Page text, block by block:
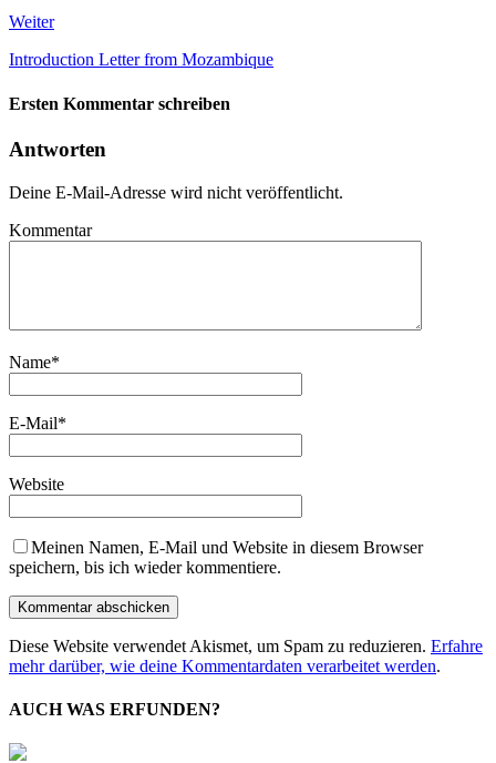
Weiter
Introduction Letter from Mozambique
Ersten Kommentar schreiben
Antworten
Deine E-Mail-Adresse wird nicht veröffentlicht.
Kommentar
Name*
E-Mail*
Website
Meinen Namen, E-Mail und Website in diesem Browser
speichern, bis ich wieder kommentiere.
Diese Website verwendet Akismet, um Spam zu reduzieren. Erfahre
mehr darüber, wie deine Kommentardaten verarbeitet werden.
AUCH WAS ERFUNDEN?